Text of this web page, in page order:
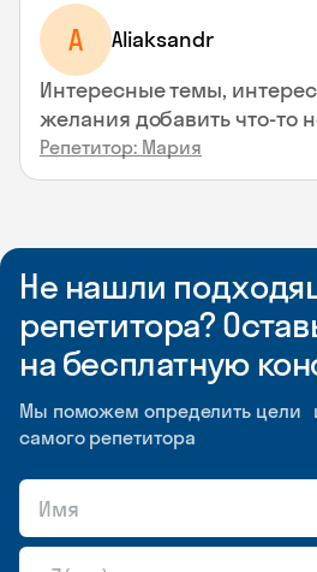
A Aliaksandr
Интересные темы,
желания добавить что-то
Репетитор: Мария
Не нашли
репетитора?
на бесплатную
Мы поможем определить цели
самого репетитора